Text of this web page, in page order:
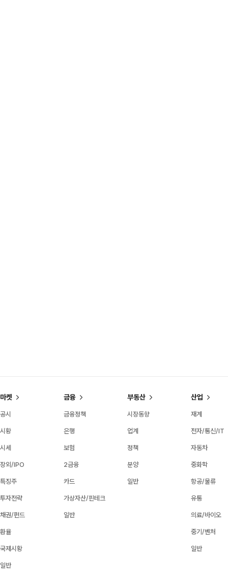
마켓
공시
시황
시세
장외/IPO
특징주
투자전략
채권/펀드
환율
국제시황
일반
금융
금융정책
은행
보험
2금융
카드
가상자산/핀테크
일반
부동산
시장동향
업계
정책
분양
일반
산업
재계
전자/통신/IT
자동차
중화학
항공/물류
유통
의료/바이오
중기/벤처
일반